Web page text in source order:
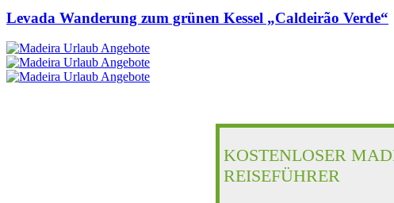
Levada Wanderung zum grünen Kessel „Caldeirão Verde“
KOSTENLOSER
REISEFÜHRER